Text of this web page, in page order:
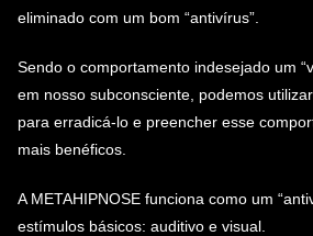
eliminado com um bom “antivírus”.
Sendo o comportamento indesejado um
em nosso subconsciente, podemos
para erradicá-lo e preencher esse
mais benéficos.
A METAHIPNOSE funciona como um
estímulos básicos: auditivo e visual.